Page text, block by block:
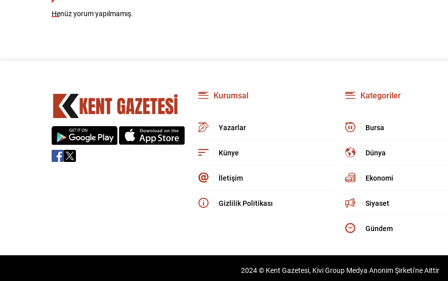
Henüz yorum yapılmamış.
Kurumsal
Yazarlar
Künye
İletişim
Gizlilik Politikası
Kategoriler
Bursa
Dünya
Ekonomi
Siyaset
Gündem
2024 © Kent Gazetesi, Kivi Group Medya Anonim Şirketi'ne Aittir